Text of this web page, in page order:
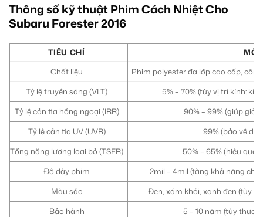
Thông số kỹ thuật Phim Cách Nhiệt Cho
Subaru Forester 2016
TIÊU CHÍ
MÔ
Chất liệu
Phim polyester đa lớp cao cấp,
Tỷ lệ truyền sáng (VLT)
5% – 70% (tùy vị trí kính:
Tỷ lệ cản tia hồng ngoại (IRR)
90% – 99% (giúp
Tỷ lệ cản tia UV (UVR)
99% (bảo vệ da
Tổng năng lượng loại bỏ (TSER)
50% – 65% (hiệu quả
Độ dày phim
2mil – 4mil (tăng khả năng
Màu sắc
Đen, xám khói, xanh đen (tùy
Bảo hành
5 – 10 năm (tùy